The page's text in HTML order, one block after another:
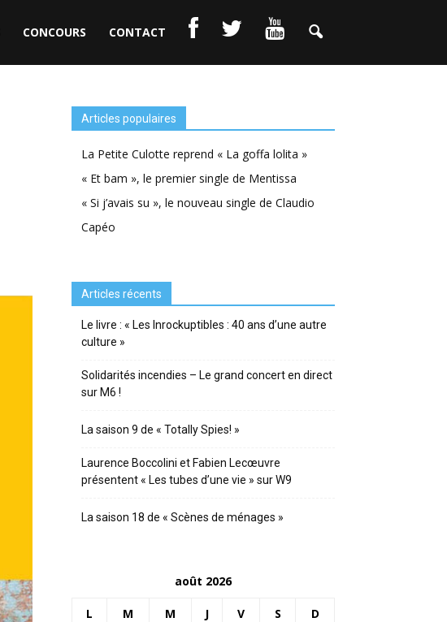
CONCOURS CONTACT
Articles populaires
La Petite Culotte reprend « La goffa lolita »
« Et bam », le premier single de Mentissa
« Si j’avais su », le nouveau single de Claudio
Capéo
Articles récents
Le livre : « Les Inrockuptibles : 40 ans d’une autre
culture »
Solidarités incendies – Le grand concert en direct
sur M6 !
La saison 9 de « Totally Spies! »
Laurence Boccolini et Fabien Lecœuvre
présentent « Les tubes d’une vie » sur W9
La saison 18 de « Scènes de ménages »
août 2026
L M M J V S D